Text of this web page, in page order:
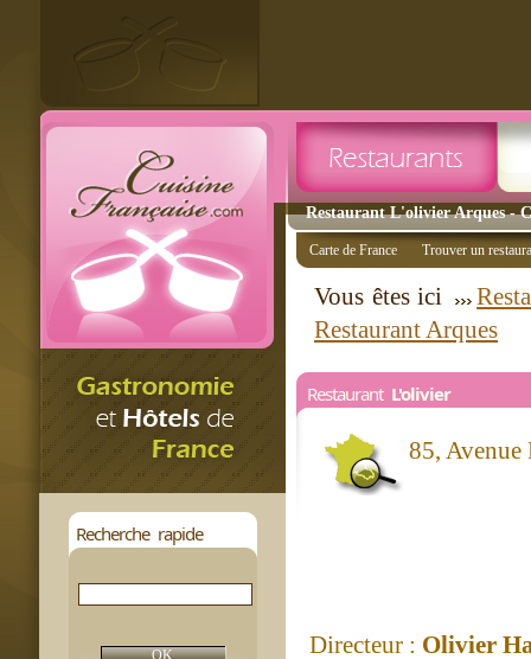
Restaurant L'olivier Arques -
Recherche rapide
Carte de France Trouver un
Vous êtes ici
Restaurant Arques
Restaurant L'olivier
85,
Directeur : Olivier